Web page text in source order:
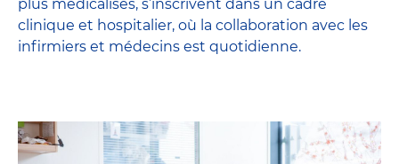
plus médicalisés, s’inscrivent dans un cadre
clinique et hospitalier, où la collaboration avec les
infirmiers et médecins est quotidienne.